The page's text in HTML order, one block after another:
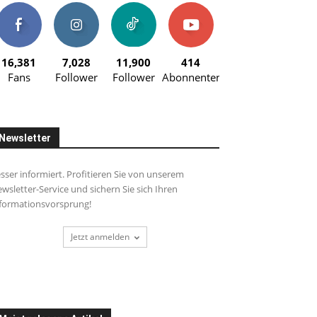
16,381
Fans
7,028
Follower
11,900
Follower
414
Abonnenten
Newsletter
informiert. Profitieren Sie von unserem
Service und sichern Sie sich Ihren
Jetzt anmelden